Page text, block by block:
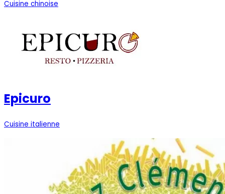
Cuisine chinoise
Epicuro
Cuisine italienne